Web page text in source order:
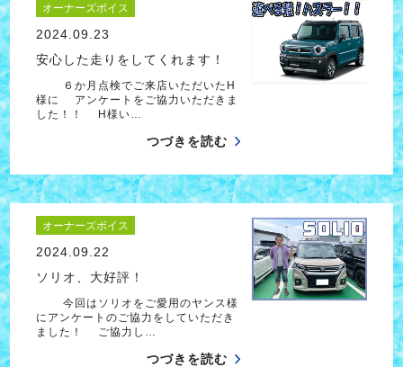
オーナーズボイス
2024.09.23
安心した走りをしてくれます！
６か月点検でご来店いただいたH
様に アンケートをご協力いただきま
した！！ H様い…
つづきを読む
オーナーズボイス
2024.09.22
ソリオ、大好評！
今回はソリオをご愛用のヤンス様
にアンケートのご協力をしていただき
ました！ ご協力し…
つづきを読む